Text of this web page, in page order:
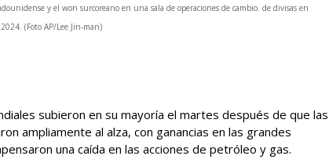
y el won surcoreano en una sala de operaciones de cambio. de divisas en
(Foto AP/Lee Jin-man)
subieron en su mayoría el martes después de que las
ampliamente al alza, con ganancias en las grandes
una caída en las acciones de petróleo y gas.